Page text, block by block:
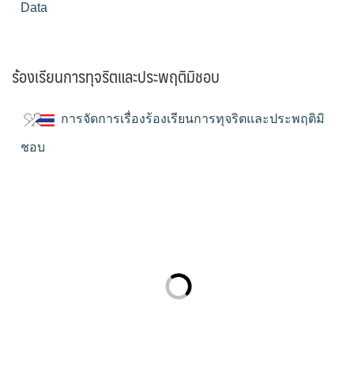
Data
ร้องเรียนการทุจริตและประพฤติมิชอบ
การจัดการเรื่องร้องเรียนการทุจริตและประพฤติมิ
ชอบ